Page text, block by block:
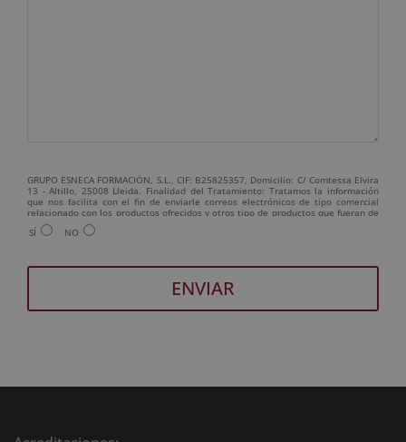
GRUPO ESNECA FORMACIÓN, S.L., CIF: B25825357, Domicilio: C/ Comtessa Elvira
13 - Altillo, 25008 Lleida. Finalidad del Tratamiento: Tratamos la información
que nos facilita con el fin de enviarle correos electrónicos de tipo comercial
relacionado con los productos ofrecidos y otros tipo de productos que fueran de
su interés. Legitimación del tratamiento: Consentimiento del interesado.
Derechos: Puede ejercitar sus derechos identificándose suficientemente,
telefónica y/o email):
SÍ NO
e
n